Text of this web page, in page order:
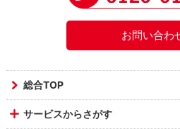
お問い合わ
総合TOP
サービスからさがす